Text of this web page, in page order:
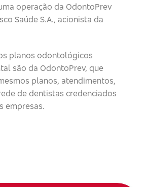
operação da OdontoPrev
Saúde S.A., acionista da
planos odontológicos
são da OdontoPrev, que
planos, atendimentos,
de dentistas credenciados
empresas.